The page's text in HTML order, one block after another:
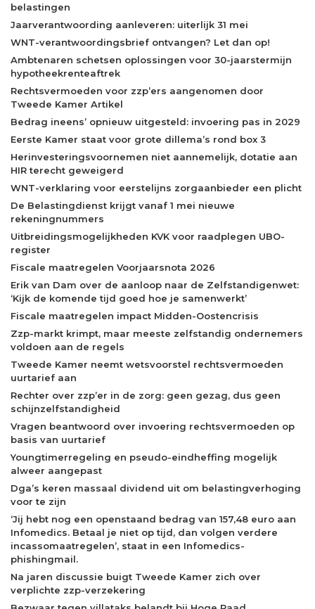
belastingen
Jaarverantwoording aanleveren: uiterlijk 31 mei
WNT-verantwoordingsbrief ontvangen? Let dan op!
Ambtenaren schetsen oplossingen voor 30-jaarstermijn
hypotheekrenteaftrek
Rechtsvermoeden voor zzp’ers aangenomen door
Tweede Kamer Artikel
Bedrag ineens’ opnieuw uitgesteld: invoering pas in 2029
Eerste Kamer staat voor grote dillema’s rond box 3
Herinvesteringsvoornemen niet aannemelijk, dotatie aan
HIR terecht geweigerd
WNT-verklaring voor eerstelijns zorgaanbieder een plicht
De Belastingdienst krijgt vanaf 1 mei nieuwe
rekeningnummers
Uitbreidingsmogelijkheden KVK voor raadplegen UBO-
register
Fiscale maatregelen Voorjaarsnota 2026
Erik van Dam over de aanloop naar de Zelfstandigenwet:
‘Kijk de komende tijd goed hoe je samenwerkt’
Fiscale maatregelen impact Midden-Oostencrisis
Zzp-markt krimpt, maar meeste zelfstandig ondernemers
voldoen aan de regels
Tweede Kamer neemt wetsvoorstel rechtsvermoeden
uurtarief aan
Rechter over zzp’er in de zorg: geen gezag, dus geen
schijnzelfstandigheid
Vragen beantwoord over invoering rechtsvermoeden op
basis van uurtarief
Youngtimerregeling en pseudo-eindheffing mogelijk
alweer aangepast
Dga’s keren massaal dividend uit om belastingverhoging
voor te zijn
‘Jij hebt nog een openstaand bedrag van 157,48 euro aan
Infomedics. Betaal je niet op tijd, dan volgen verdere
incassomaatregelen’, staat in een Infomedics-
phishingmail.
Na jaren discussie buigt Tweede Kamer zich over
verplichte zzp-verzekering